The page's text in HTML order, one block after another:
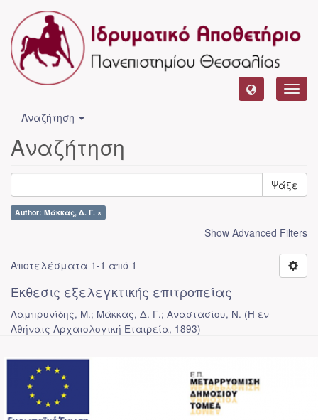
Αναζήτηση
Αναζήτηση
Ψάξε
Author: Μάκκας, Δ. Γ. ×
Show Advanced Filters
Αποτελέσματα 1-1 από 1
Έκθεσις εξελεγκτικής επιτροπείας
Λαμπρυνίδης, Μ.; Μάκκας, Δ. Γ.; Αναστασίου, Ν. (Η εν
Αθήναις Αρχαιολογική Εταιρεία, 1893)